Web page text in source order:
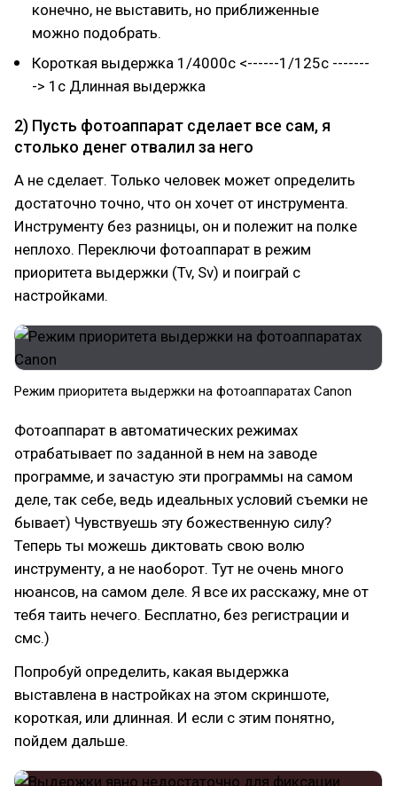
конечно, не выставить, но приближенные
можно подобрать.
Короткая выдержка 1/4000c <------1/125c -------
-> 1c Длинная выдержка
2) Пусть фотоаппарат сделает все сам, я
столько денег отвалил за него
А не сделает. Только человек может определить
достаточно точно, что он хочет от инструмента.
Инструменту без разницы, он и полежит на полке
неплохо. Переключи фотоаппарат в режим
приоритета выдержки (Tv, Sv) и поиграй с
настройками.
Режим приоритета выдержки на фотоаппаратах Canon
Фотоаппарат в автоматических режимах
отрабатывает по заданной в нем на заводе
программе, и зачастую эти программы на самом
деле, так себе, ведь идеальных условий съемки не
бывает) Чувствуешь эту божественную силу?
Теперь ты можешь диктовать свою волю
инструменту, а не наоборот. Тут не очень много
нюансов, на самом деле. Я все их расскажу, мне от
тебя таить нечего. Бесплатно, без регистрации и
смс.)
Попробуй определить, какая выдержка
выставлена в настройках на этом скриншоте,
короткая, или длинная. И если с этим понятно,
пойдем дальше.